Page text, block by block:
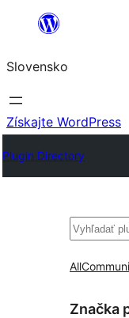
Prejsť
obsah
Slovensko
Získajte WordPress
Plugin Directory
Hľadať
All
Značka